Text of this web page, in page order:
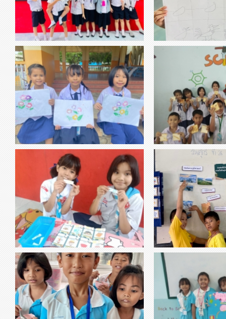
thumbnail-263394.jpg
วิชาศิลปะ เรื่อง การพิมพ์ลาย thumbnail-945048.jpg
เมื่อทำให้วัสดุบางอย่างร้อ
เกิดการเปลี่ยนแปลงได้ ข
เกิดการเปลี่ยนแปลง
เปลี่ยนแปลงขนมปังเปลี่ยนสี
วิทยาศาสตร์ เรื่องก
วัสดุ
thumbnail-261467.jpg
-ทำให้นักเรียนได้คิดวิเคราะห์ - ทำให้นักเรียน
เข้าใจเนื้อหาที่เรียนเพิ่มมากขึ้น
วิชาวิทยาศาสตร์ เกมส์ ทายสิฉันต้อง
ร้อน หรือ เย็น
thumbnail-945447.jpg
วิชาประวัติศาสตร์
การตั้งถิ่นฐา
thumbnail-706316.jpg
{ ไข่เจียวทรงเครื่อง }
วิชาการงานอาชีพ การประกอบอาหาร thumbnail-382322.jpg
เรื่อง วัฏจักรชีวิตของสัตว์
วิชาวิทยา